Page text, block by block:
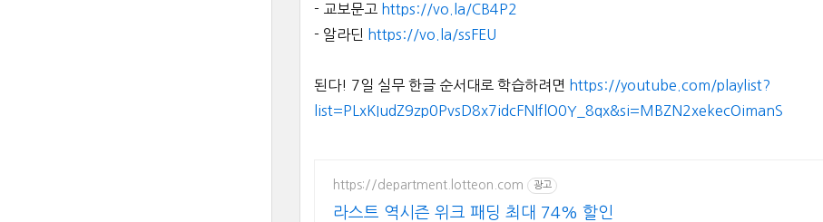
- 교보문고 https://vo.la/CB4P2
- 알라딘 https://vo.la/ssFEU
된다! 7일 실무 한글 순서대로 학습하려면 https://youtube.com/playlist?
list=PLxKIudZ9zp0PvsD8x7idcFNlflO0Y_8qx&si=MBZN2xekecOimanS
https://department.lotteon.com 광고
라스트 역시즌 위크 패딩 최대 74% 할인